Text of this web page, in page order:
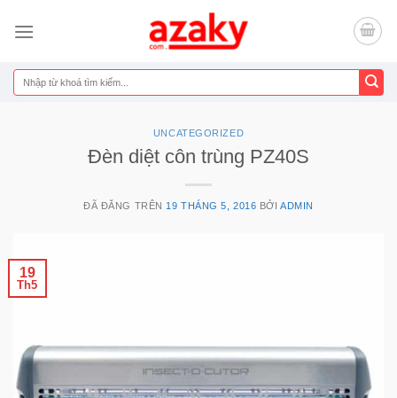
đến
dung
Tìm
kiếm:
UNCATEGORIZED
Đèn diệt côn trùng PZ40S
ĐÃ ĐĂNG TRÊN 19 THÁNG 5, 2016 BỞIADMIN
19
Th5